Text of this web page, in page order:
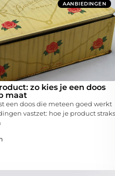
AANBIEDINGEN
zo kies je een doos
maat
een doos die meteen goed werkt
vastzet: hoe je product straks